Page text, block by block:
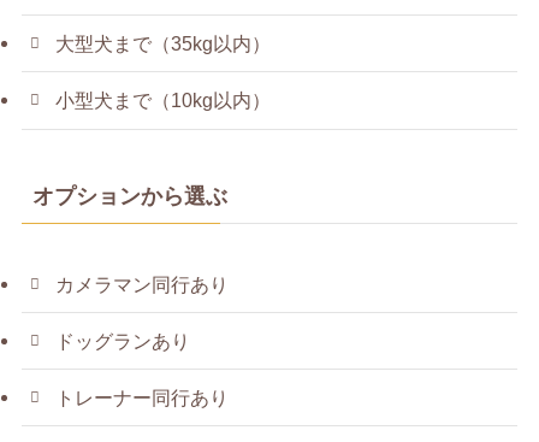
大型犬まで（35kg以内）
小型犬まで（10kg以内）
オプションから選ぶ
カメラマン同行あり
ドッグランあり
トレーナー同行あり